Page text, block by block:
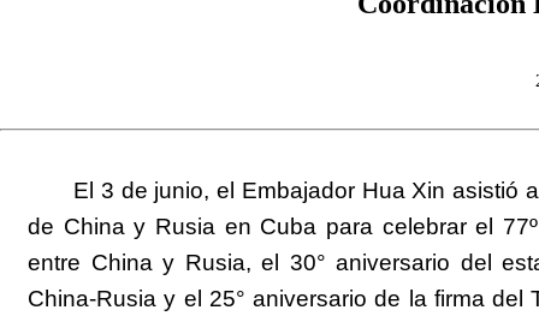
El 3 de junio, el Embajador Hua Xin asistió
de China y Rusia en Cuba para celebrar el
entre China y Rusia, el 30° aniversario del
China-Rusia y el 25° aniversario de la firma